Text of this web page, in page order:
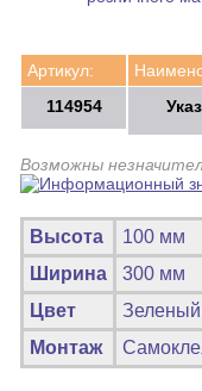
Артикул:
114954
Возможны
Высота
100 мм
Ширина
300 мм
Цвет
Зеленый
Монтаж